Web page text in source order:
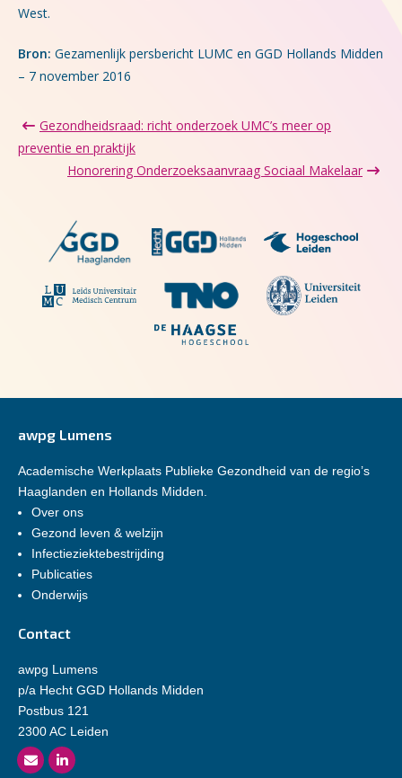
West.
Bron: Gezamenlijk persbericht LUMC en GGD Hollands Midden
– 7 november 2016
Gezondheidsraad: richt onderzoek UMC’s meer op
preventie en praktijk
Honorering Onderzoeksaanvraag Sociaal Makelaar
awpg Lumens
Academische Werkplaats Publieke Gezondheid van de regio’s
Haaglanden en Hollands Midden.
Over ons
Gezond leven & welzijn
Infectieziektebestrijding
Publicaties
Onderwijs
Contact
awpg Lumens
p/a Hecht GGD Hollands Midden
Postbus 121
2300 AC Leiden